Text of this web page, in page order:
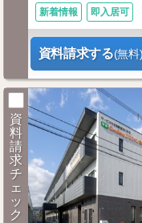
新着情報 即入居可
資料請求する(無料)
資
料
請
求
チ
ェ
ッ
ク